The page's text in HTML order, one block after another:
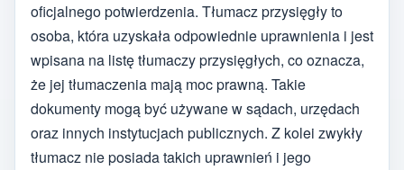
oficjalnego potwierdzenia. Tłumacz przysięgły to
osoba, która uzyskała odpowiednie uprawnienia i jest
wpisana na listę tłumaczy przysięgłych, co oznacza,
że jej tłumaczenia mają moc prawną. Takie
dokumenty mogą być używane w sądach, urzędach
oraz innych instytucjach publicznych. Z kolei zwykły
tłumacz nie posiada takich uprawnień i jego